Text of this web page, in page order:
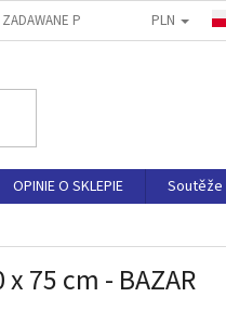
PYTANIA PLN
OPINIE O SKLEPIE
Soutěže
75 cm - BAZAR